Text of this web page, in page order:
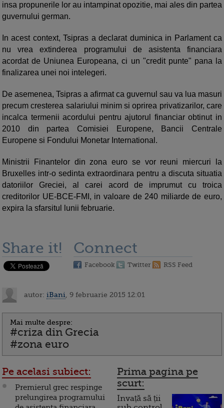
insa propunerile lor au intampinat opozitie, mai ales din partea
guvernului german.
In acest context, Tsipras a declarat duminica in Parlament ca
nu vrea extinderea programului de asistenta financiara
acordat de Uniunea Europeana, ci un "credit punte" pana la
finalizarea unei noi intelegeri.
De asemenea, Tsipras a afirmat ca guvernul sau va lua masuri
precum cresterea salariului minim si oprirea privatizarilor, care
incalca termenii acordului pentru ajutorul financiar obtinut in
2010 din partea Comisiei Europene, Bancii Centrale
Europene si Fondului Monetar International.
Ministrii Finantelor din zona euro se vor reuni miercuri la
Bruxelles intr-o sedinta extraordinara pentru a discuta situatia
datoriilor Greciei, al carei acord de imprumut cu troica
creditorilor UE-BCE-FMI, in valoare de 240 miliarde de euro,
expira la sfarsitul lunii februarie.
Share it! Connect
Facebook Twitter RSS Feed
autor: iBani , 9 februarie 2015 12:01
Mai multe despre:
#criza din Grecia
#zona euro
Pe acelasi subiect:
Premierul grec respinge
prelungirea programului
Prima pagina pe
scurt:
Invață să ții